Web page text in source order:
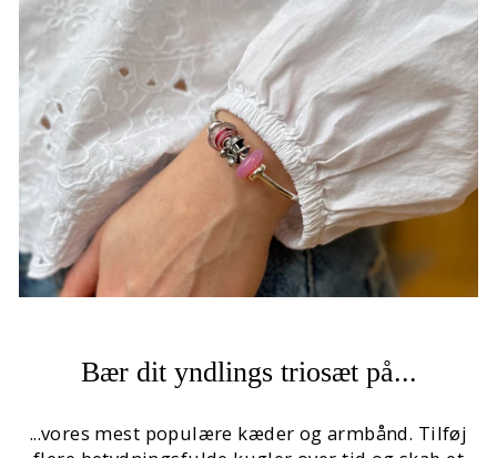
Bær dit yndlings triosæt på...
...vores mest populære kæder og armbånd. Tilføj